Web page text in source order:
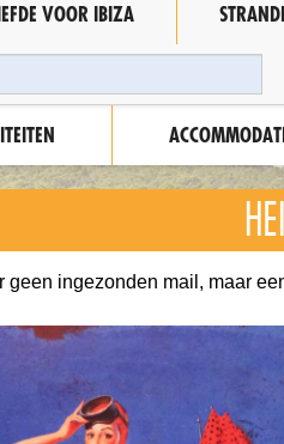
VOOR IBIZA
geen ingezonden mail, maar